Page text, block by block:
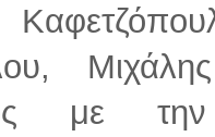
με